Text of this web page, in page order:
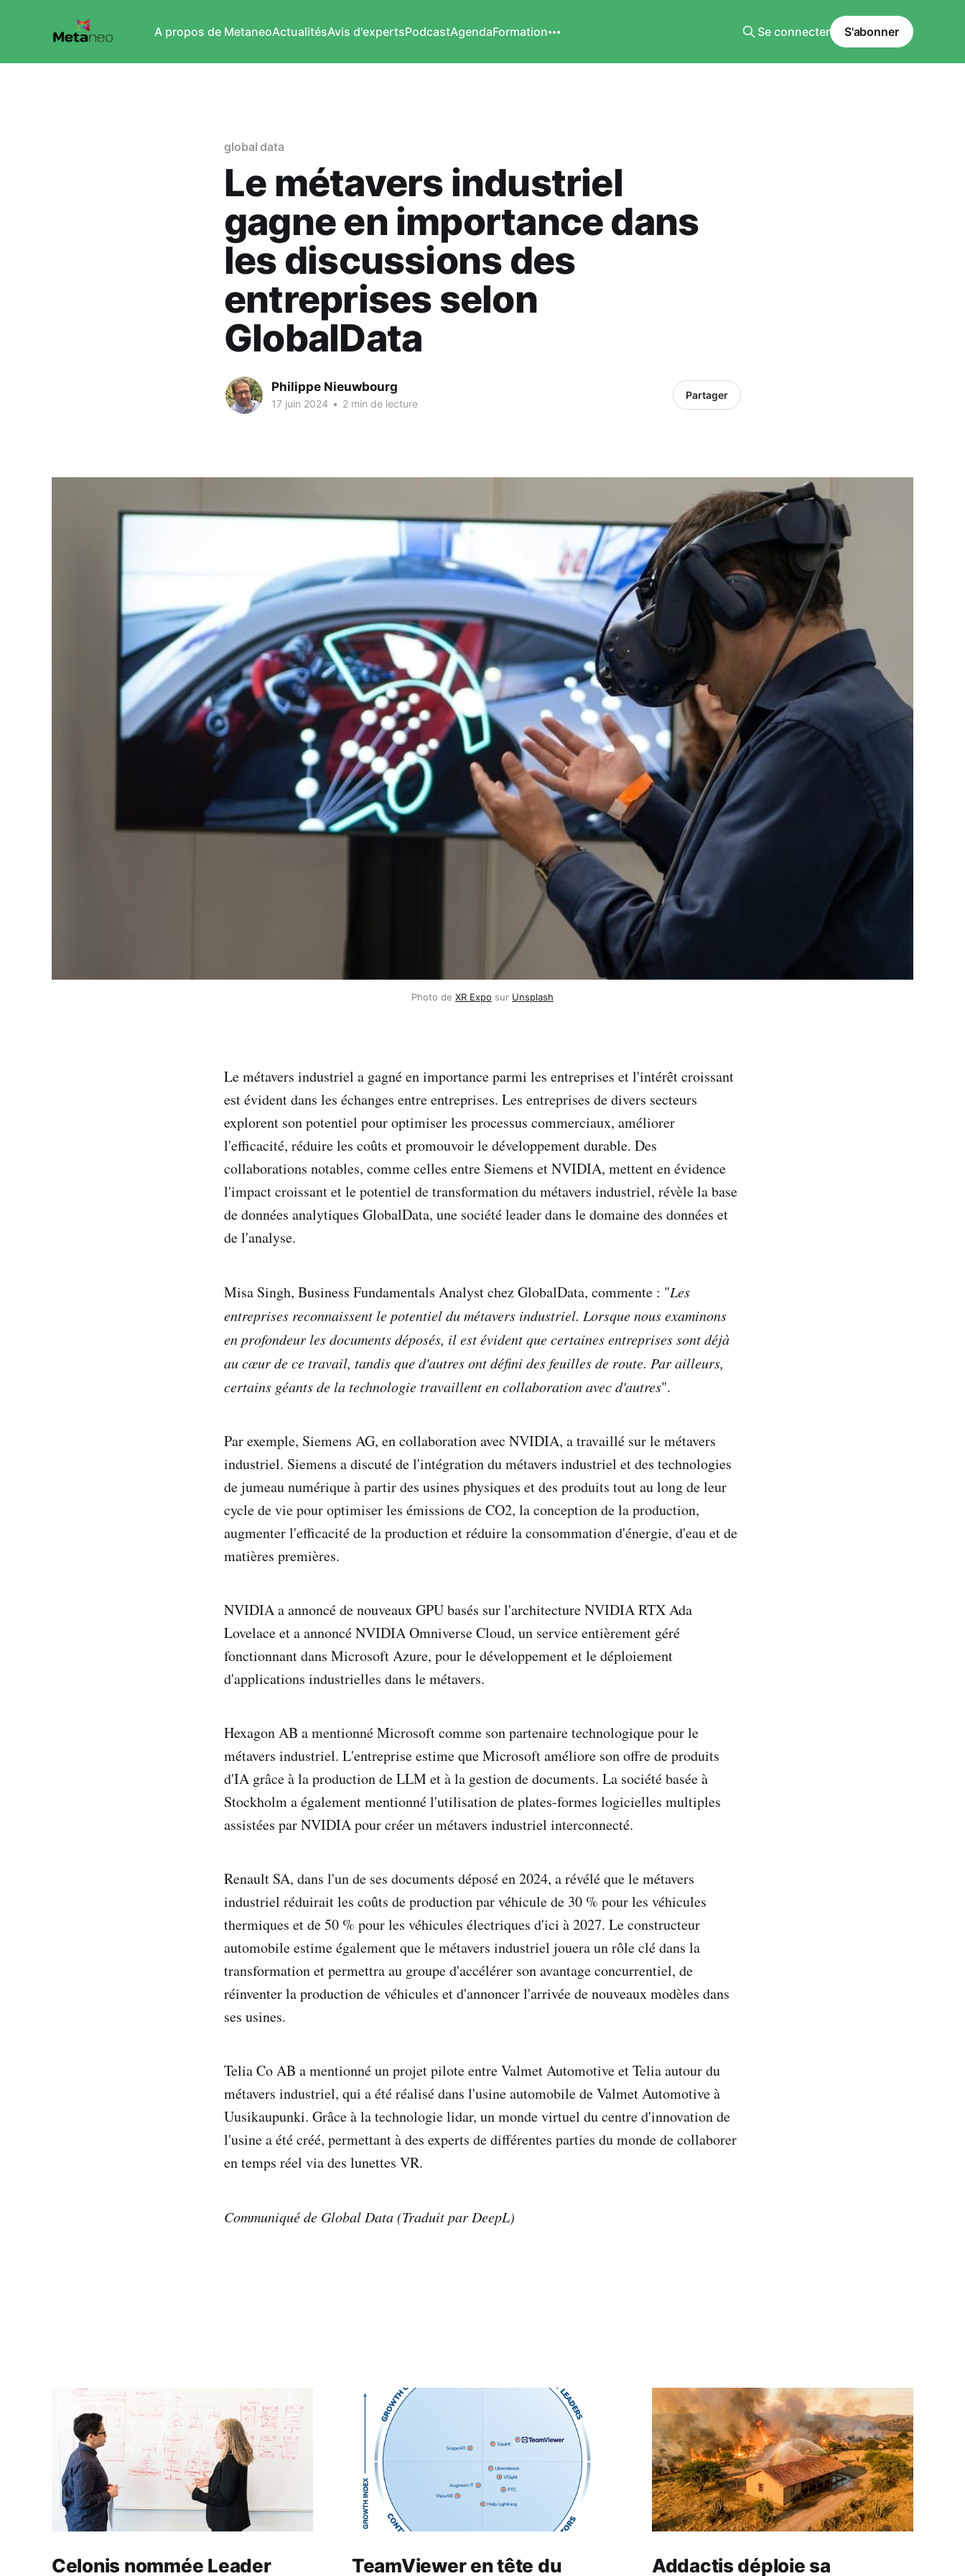
A propos de MetaneoActualitésAvis d'expertsPodcastAgendaFormation Se connecter S'abonner
global data
Le métavers industriel
gagne en importance dans
les discussions des
entreprises selon
GlobalData
Philippe Nieuwbourg
17 juin 2024 • 2 min de lecture
Partager
Photo de XR Expo sur Unsplash
Le métavers industriel a gagné en importance parmi les entreprises et l'intérêt croissant
est évident dans les échanges entre entreprises. Les entreprises de divers secteurs
explorent son potentiel pour optimiser les processus commerciaux, améliorer
l'efficacité, réduire les coûts et promouvoir le développement durable. Des
collaborations notables, comme celles entre Siemens et NVIDIA, mettent en évidence
l'impact croissant et le potentiel de transformation du métavers industriel, révèle la base
de données analytiques GlobalData, une société leader dans le domaine des données et
de l'analyse.
Misa Singh, Business Fundamentals Analyst chez GlobalData, commente : "Les
entreprises reconnaissent le potentiel du métavers industriel. Lorsque nous examinons
en profondeur les documents déposés, il est évident que certaines entreprises sont déjà
au cœur de ce travail, tandis que d'autres ont défini des feuilles de route. Par ailleurs,
certains géants de la technologie travaillent en collaboration avec d'autres".
Par exemple, Siemens AG, en collaboration avec NVIDIA, a travaillé sur le métavers
industriel. Siemens a discuté de l'intégration du métavers industriel et des technologies
de jumeau numérique à partir des usines physiques et des produits tout au long de leur
cycle de vie pour optimiser les émissions de CO2, la conception de la production,
augmenter l'efficacité de la production et réduire la consommation d'énergie, d'eau et de
matières premières.
NVIDIA a annoncé de nouveaux GPU basés sur l'architecture NVIDIA RTX Ada
Lovelace et a annoncé NVIDIA Omniverse Cloud, un service entièrement géré
fonctionnant dans Microsoft Azure, pour le développement et le déploiement
d'applications industrielles dans le métavers.
Hexagon AB a mentionné Microsoft comme son partenaire technologique pour le
métavers industriel. L'entreprise estime que Microsoft améliore son offre de produits
d'IA grâce à la production de LLM et à la gestion de documents. La société basée à
Stockholm a également mentionné l'utilisation de plates-formes logicielles multiples
assistées par NVIDIA pour créer un métavers industriel interconnecté.
Renault SA, dans l'un de ses documents déposé en 2024, a révélé que le métavers
industriel réduirait les coûts de production par véhicule de 30 % pour les véhicules
thermiques et de 50 % pour les véhicules électriques d'ici à 2027. Le constructeur
automobile estime également que le métavers industriel jouera un rôle clé dans la
transformation et permettra au groupe d'accélérer son avantage concurrentiel, de
réinventer la production de véhicules et d'annoncer l'arrivée de nouveaux modèles dans
ses usines.
Telia Co AB a mentionné un projet pilote entre Valmet Automotive et Telia autour du
métavers industriel, qui a été réalisé dans l'usine automobile de Valmet Automotive à
Uusikaupunki. Grâce à la technologie lidar, un monde virtuel du centre d'innovation de
l'usine a été créé, permettant à des experts de différentes parties du monde de collaborer
en temps réel via des lunettes VR.
Communiqué de Global Data (Traduit par DeepL)
Celonis nommée Leader TeamViewer en tête du Addactis déploie sa